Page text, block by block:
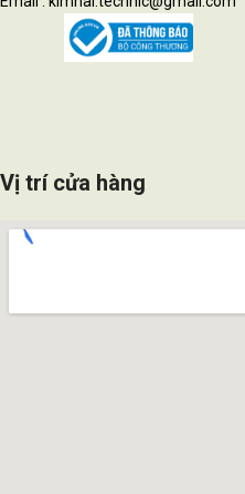
Vị trí cửa hàng